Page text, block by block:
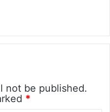
not be published.
*